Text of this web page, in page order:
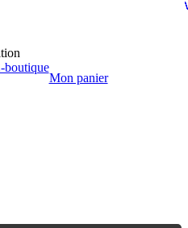
Mon panier